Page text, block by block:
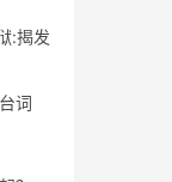
:揭发
词